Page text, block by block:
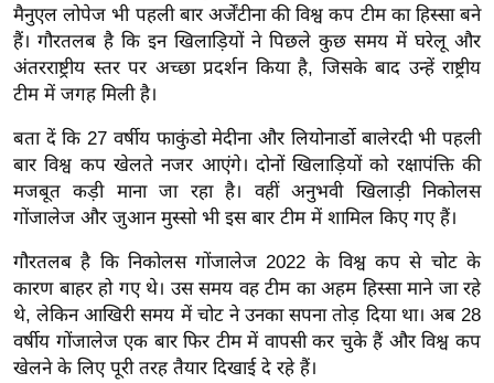
ली
वु
ड
हॉ
ली
वु
ड
फि
ल्म
स
मी
क्षा
B
मैनुएल लोपेज भी पहली बार अर्जेंटीना की विश्व कप टीम का हिस्सा बने
हैं। गौरतलब है कि इन खिलाड़ियों ने पिछले कुछ समय में घरेलू और
अंतरराष्ट्रीय स्तर पर अच्छा प्रदर्शन किया है, जिसके बाद उन्हें राष्ट्रीय
टीम में जगह मिली है।
बता दें कि 27 वर्षीय फाकुंडो मेदीना और लियोनार्डो बालेरदी भी पहली
बार विश्व कप खेलते नजर आएंगे। दोनों खिलाड़ियों को रक्षापंक्ति की
मजबूत कड़ी माना जा रहा है। वहीं अनुभवी खिलाड़ी निकोलस
गोंजालेज और जुआन मुस्सो भी इस बार टीम में शामिल किए गए हैं।
गौरतलब है कि निकोलस गोंजालेज 2022 के विश्व कप से चोट के
कारण बाहर हो गए थे। उस समय वह टीम का अहम हिस्सा माने जा रहे
थे, लेकिन आखिरी समय में चोट ने उनका सपना तोड़ दिया था। अब 28
वर्षीय गोंजालेज एक बार फिर टीम में वापसी कर चुके हैं और विश्व कप
खेलने के लिए पूरी तरह तैयार दिखाई दे रहे हैं।